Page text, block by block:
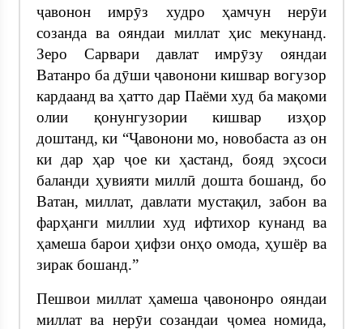
ҷавонон имрӯз худро ҳамчун нерӯи
созанда ва ояндаи миллат ҳис мекунанд.
Зеро Сарвари давлат имрӯзу ояндаи
Ватанро ба дӯши ҷавонони кишвар вогузор
кардаанд ва ҳатто дар Паёми худ ба мақоми
олии қонунгузории кишвар изҳор
доштанд, ки “Ҷавонони мо, новобаста аз он
ки дар ҳар ҷое ки ҳастанд, бояд эҳсоси
баланди ҳувияти миллӣ дошта бошанд, бо
Ватан, миллат, давлати мустақил, забон ва
фарҳанги миллии худ ифтихор кунанд ва
ҳамеша барои ҳифзи онҳо омода, ҳушёр ва
зирак бошанд.”
Пешвои миллат ҳамеша ҷавононро ояндаи
миллат ва нерӯи созандаи ҷомеа номида,